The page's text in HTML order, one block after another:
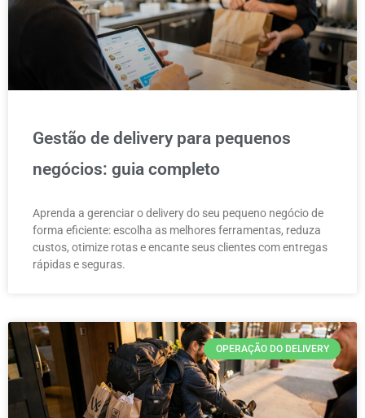
Gestão de delivery para pequenos
negócios: guia completo
Aprenda a gerenciar o delivery do seu pequeno negócio de
forma eficiente: escolha as melhores ferramentas, reduza
custos, otimize rotas e encante seus clientes com entregas
rápidas e seguras.
OPERAÇÃO DO DELIVERY